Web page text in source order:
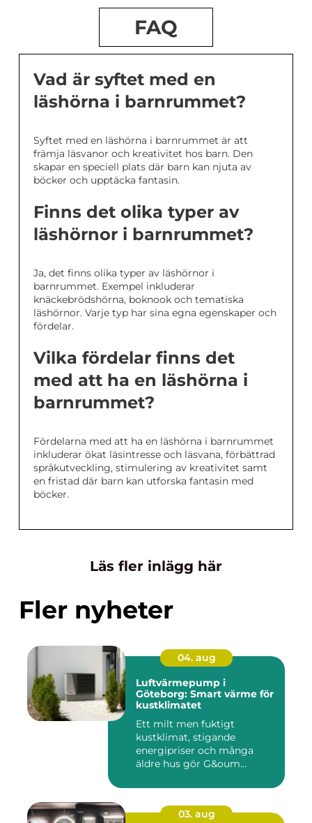
FAQ
Vad är syftet med en
läshörna i barnrummet?
Syftet med en läshörna i barnrummet är att
främja läsvanor och kreativitet hos barn. Den
skapar en speciell plats där barn kan njuta av
böcker och upptäcka fantasin.
Finns det olika typer av
läshörnor i barnrummet?
Ja, det finns olika typer av läshörnor i
barnrummet. Exempel inkluderar
knäckebrödshörna, boknook och tematiska
läshörnor. Varje typ har sina egna egenskaper och
fördelar.
Vilka fördelar finns det
med att ha en läshörna i
barnrummet?
Fördelarna med att ha en läshörna i barnrummet
inkluderar ökat läsintresse och läsvana, förbättrad
språkutveckling, stimulering av kreativitet samt
en fristad där barn kan utforska fantasin med
böcker.
Läs fler inlägg här
Fler nyheter
04. aug
Luftvärmepump i
Göteborg: Smart värme för
kustklimatet
Ett milt men fuktigt
kustklimat, stigande
energipriser och många
äldre hus gör G&oum...
03. aug